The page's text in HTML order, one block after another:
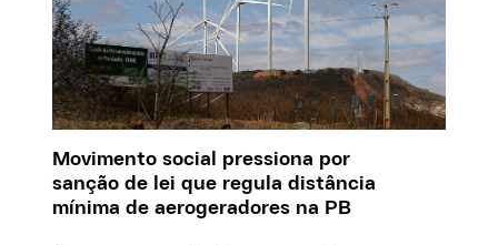
Movimento social pressiona por
sanção de lei que regula distância
mínima de aerogeradores na PB